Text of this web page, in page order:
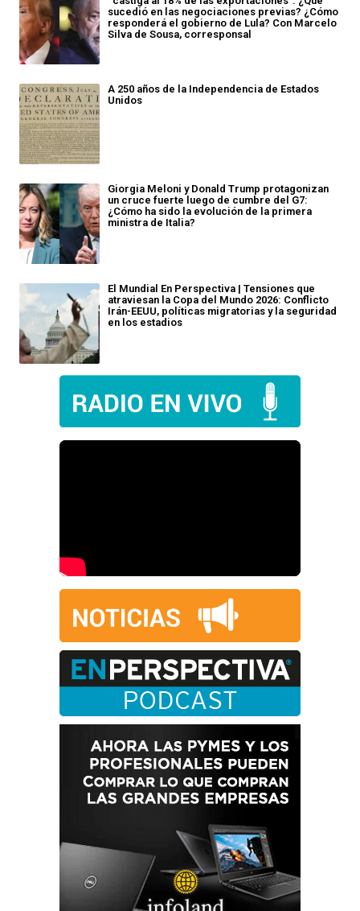
sucedió en las negociaciones previas? ¿Cómo
responderá el gobierno de Lula? Con Marcelo
Silva de Sousa, corresponsal
A 250 años de la Independencia de Estados
Unidos
Giorgia Meloni y Donald Trump protagonizan
un cruce fuerte luego de cumbre del G7:
¿Cómo ha sido la evolución de la primera
ministra de Italia?
El Mundial En Perspectiva | Tensiones que
atraviesan la Copa del Mundo 2026: Conflicto
Irán-EEUU, políticas migratorias y la seguridad
en los estadios